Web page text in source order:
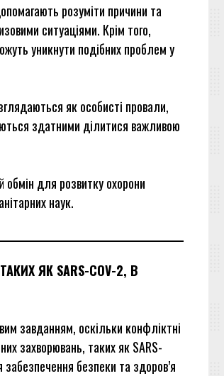
розуміти причини та
ситуаціями. Крім того,
уникнути подібних проблем у
як особисті провали,
здатними ділитися важливою
для розвитку охорони
наук.
ЯК SARS-COV-2, В
завданням, оскільки конфліктні
захворювань, таких як SARS-
безпеки та здоров’я